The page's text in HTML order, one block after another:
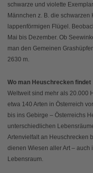
schwarze und violette
Männchen z. B. die
lappenförmigen Flügel.
Mai bis Dezember. Ob
man den Gemeinen
2630 m.
Wo man Heuschrecken findet
Weltweit sind mehr als 20.000
etwa 140 Arten in Österreich
bis ins Gebirge – Österreichs
unterschiedlichen
Artenvielfalt an Heuschrecken
dienen Wiesen aller Art –
Lebensraum.